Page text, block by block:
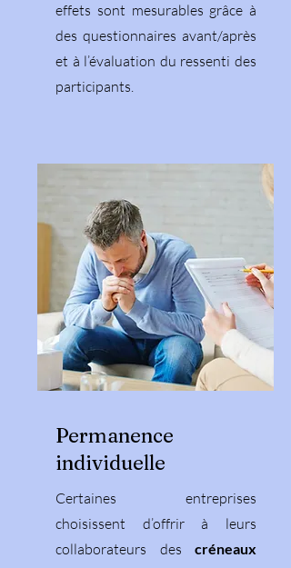
effets sont mesurables grâce à
des questionnaires avant/après
et à l’évaluation du ressenti des
participants.
Permanence
individuelle
Certaines entreprises
choisissent d’offrir à leurs
collaborateurs des créneaux